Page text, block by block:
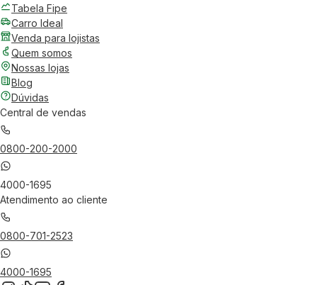
Tabela Fipe
Carro Ideal
Venda para lojistas
Quem somos
Nossas lojas
Blog
Dúvidas
Central de vendas
0800-200-2000
4000-1695
Atendimento ao cliente
0800-701-2523
4000-1695